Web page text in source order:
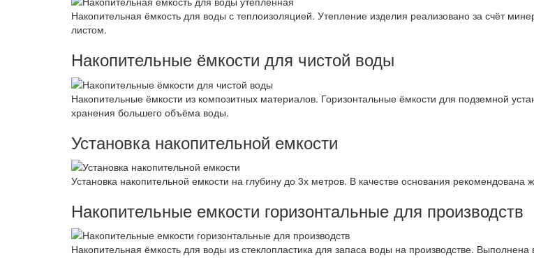
Накопительная ёмкость для воды с теплоизоляцией. Утепление изделия реализовано за счёт
листом.
Накопительные ёмкости для чистой воды
Накопительные ёмкости из композитных материалов. Горизонтальные ёмкости для подземной
хранения большего объёма воды.
Установка накопительной емкости
Установка накопительной емкости на глубину до 3х метров. В качестве основания
Накопительные емкости горизонтальные для производств
Накопительная ёмкость для воды из стеклопластика для запаса воды на производстве.